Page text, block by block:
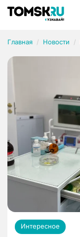
Главная Новости
Интересное